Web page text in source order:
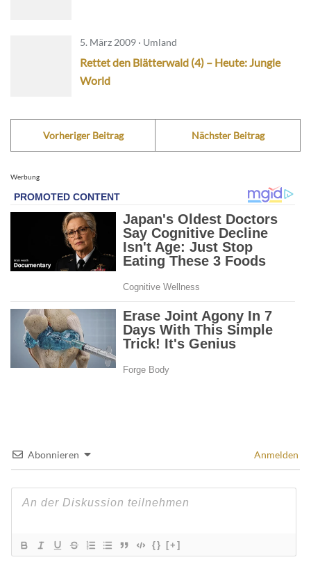
5. März 2009 · Umland
Rettet den Blätterwald (4) – Heute: Jungle
World
Vorheriger Beitrag Nächster Beitrag
Werbung
Abonnieren Anmelden
{} [+]